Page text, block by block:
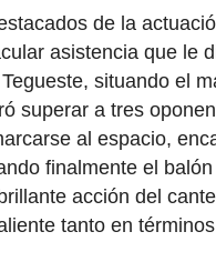
de la
asistencia que le
situando el
superar a tres
al espacio,
finalmente el
acción del
tanto en